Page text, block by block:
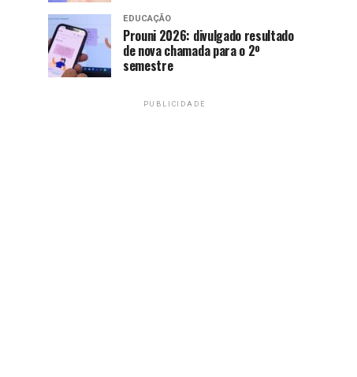
EDUCAÇÃO
Prouni 2026: divulgado resultado
de nova chamada para o 2º
semestre
PUBLICIDADE